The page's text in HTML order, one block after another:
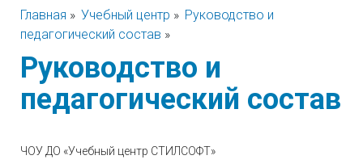
Главная » Учебный центр » Руководство и
педагогический состав »
Руководство и
педагогический состав
ЧОУ ДО «Учебный центр СТИЛСОФТ»